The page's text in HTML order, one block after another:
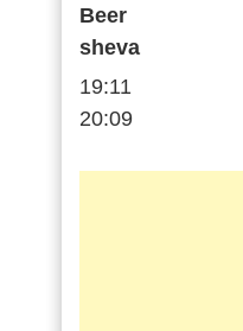
Beer
sheva
19:11
20:09